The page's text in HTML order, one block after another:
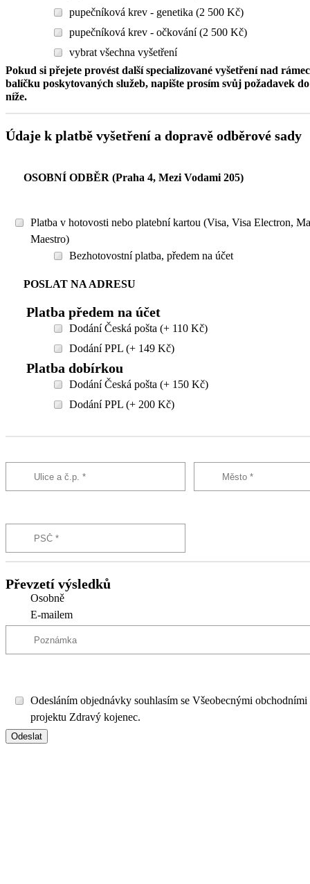
pupečníková krev - genetika (2 500 Kč)
pupečníková krev - očkování (2 500 Kč)
vybrat všechna vyšetření
Pokud si přejete provést další specializované vyšetření nad
balíčku poskytovaných služeb, napište prosím svůj požadavek
níže.
Údaje k platbě vyšetření a dopravě odběrové sady
OSOBNÍ ODBĚR (Praha 4, Mezi Vodami 205)
Platba v hotovosti nebo platební kartou (Visa, Visa Electron,
Maestro)
Bezhotovostní platba, předem na účet
POSLAT NA ADRESU
Platba předem na účet
Dodání Česká pošta (+ 110 Kč)
Dodání PPL (+ 149 Kč)
Platba dobírkou
Dodání Česká pošta (+ 150 Kč)
Dodání PPL (+ 200 Kč)
Převzetí výsledků
Osobně
E-mailem
Odesláním objednávky souhlasím se Všeobecnými
projektu Zdravý kojenec.